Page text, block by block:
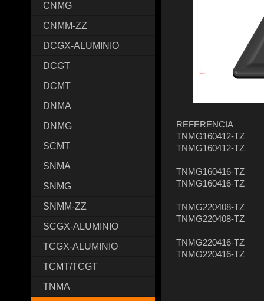
CNMG
CNMM-ZZ
DCGX-ALUMINIO
DCGT
DCMT
DNMA
DNMG
SCMT
SNMA
SNMG
SNMM-ZZ
SCGX-ALUMINIO
TCGX-ALUMINIO
TCMT/TCGT
TNMA
REFERENCIA
TNMG160412-TZ
TNMG160412-TZ
TNMG160416-TZ
TNMG160416-TZ
TNMG220408-TZ
TNMG220408-TZ
TNMG220416-TZ
TNMG220416-TZ